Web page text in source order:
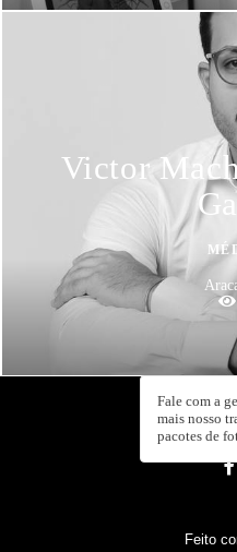
Victor
CAJU
Fale com a
mais nosso
pacotes de
Feito